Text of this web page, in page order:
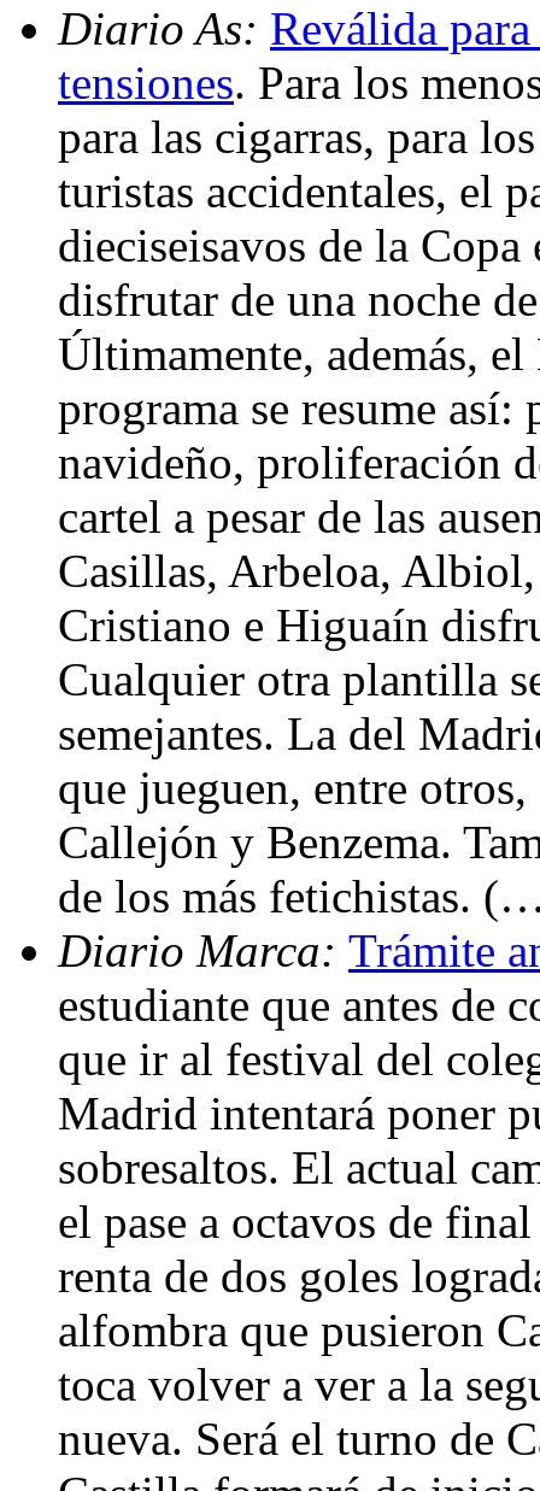
Diario As: Reválida
tensiones. Para los
para las cigarras, para
turistas accidentales, el
dieciseisavos de la Copa
disfrutar de una noche
Últimamente, además,
programa se resume así:
navideño, proliferación
cartel a pesar de las
Casillas, Arbeloa,
Cristiano e Higuaín
Cualquier otra plantilla
semejantes. La del
que jueguen, entre
Callejón y Benzema.
de los más fetichistas.
Diario Marca: Trámite
estudiante que antes de
que ir al festival del
Madrid intentará poner
sobresaltos. El actual
el pase a octavos de
renta de dos goles
alfombra que pusieron
toca volver a ver a la
nueva. Será el turno de